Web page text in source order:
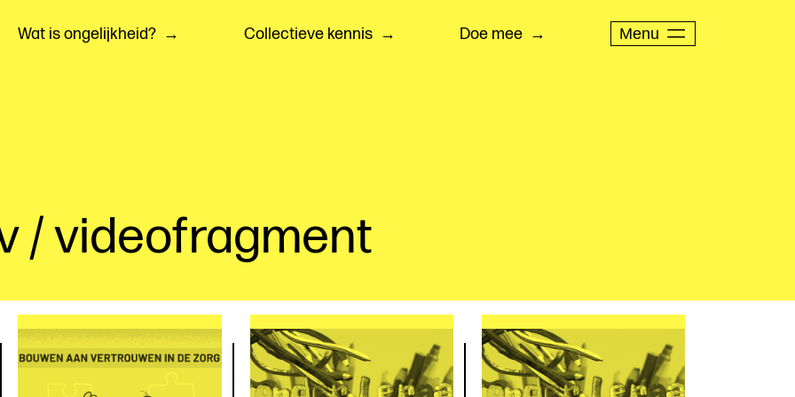
Wat is ongelijkheid? Collectieve kennis Doe mee Menu
/ videofragment